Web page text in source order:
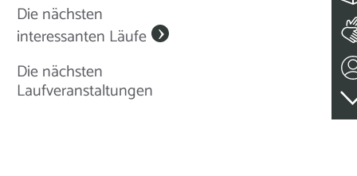
Die nächsten
interessanten Läufe
Die nächsten
Laufveranstaltungen